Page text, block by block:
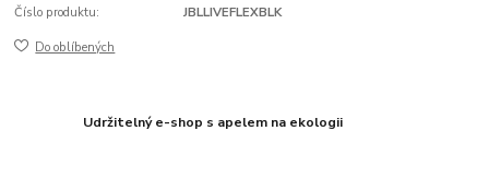
Číslo produktu: JBLLIVEFLEXBLK
Do oblíbených
Udržitelný e-shop s apelem na ekologii